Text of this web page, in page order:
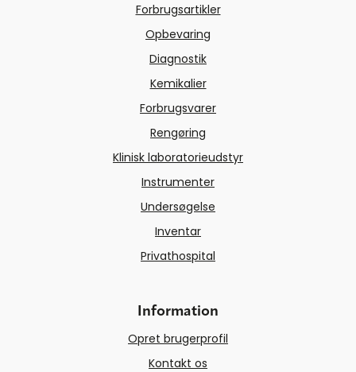
Forbrugsartikler
Opbevaring
Diagnostik
Kemikalier
Forbrugsvarer
Rengøring
Klinisk laboratorieudstyr
Instrumenter
Undersøgelse
Inventar
Privathospital
Information
Opret brugerprofil
Kontakt os